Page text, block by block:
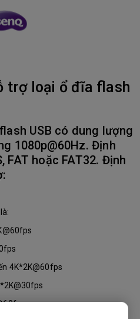
trợ loại ổ đĩa flash
USB có dung lượng
1080p@60Hz. Định
FAT hoặc FAT32. Định
4K*2K@60fps